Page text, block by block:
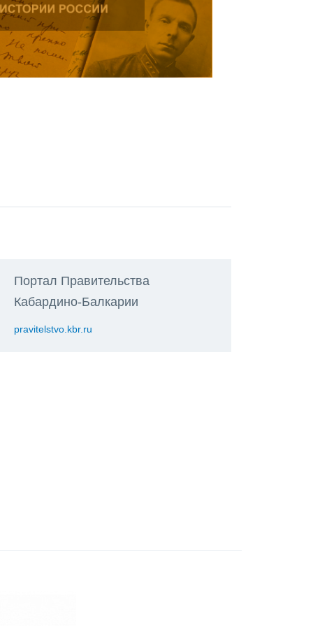
Портал Правительства
Кабардино-Балкарии
pravitelstvo.kbr.ru